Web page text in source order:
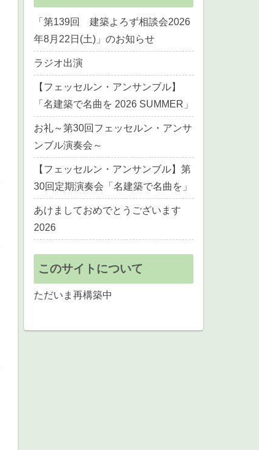
「第139回 建築よろず相談会2026
年8月22日(土)」のお知らせ
ラジオ出演
【フェッセルン・アンサンブル】
「名建築で名曲を 2026 SUMMER」
お礼～第30回フェッセルン・アンサ
ンブル演奏会～
【フェッセルン・アンサンブル】第
30回定期演奏会「名建築で名曲を」
あけましておめでとうございます
2026
このサイトについて
ただいま再構築中